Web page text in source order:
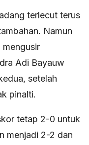
terlecut terus
Namun
Adi Bayauw
setelah
pinalti.
tetap 2-0 untuk
menjadi 2-2 dan